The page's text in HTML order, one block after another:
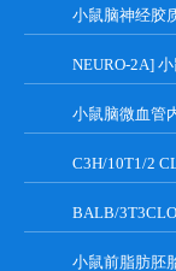
小鼠脑微血管
小鼠前脂肪胚